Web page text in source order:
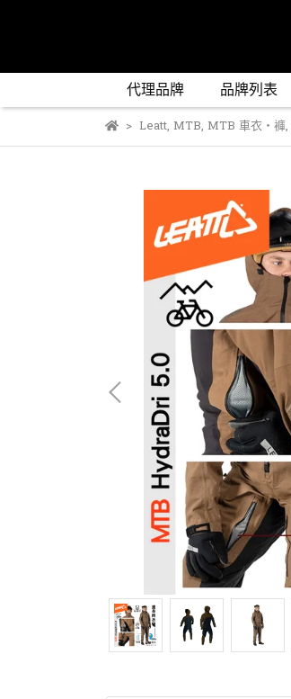
代理品牌 品牌列表
Leatt, MTB, MTB 車衣‧褲,